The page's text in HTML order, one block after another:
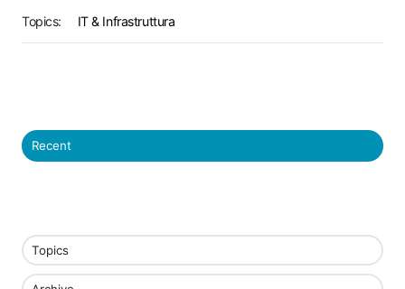
Topics: IT & Infrastruttura
Recent
Topics